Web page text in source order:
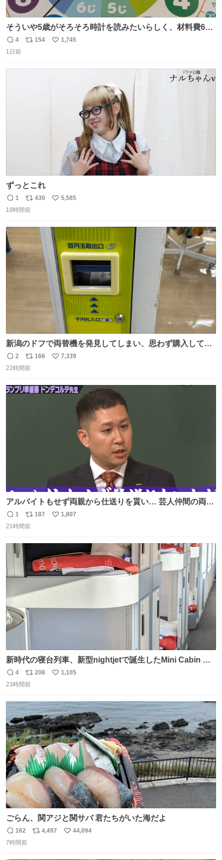
そういや5歳がそろそろ時計を読みたいらしく、材料費600
円で作れる知育時計作ってみた！ めっちゃ簡単！ ありがと
う先人！
返
信
4
リ
154
い
1,745
1日前
ずっとこれ
返
信
1
リ
ポ
数
430
い
数
5,585
18時間前
新潟のドフで両替機を発見してしまい、思わず購入してし
まい大阪に発送するイベントが発生
返
信
2
リ
ポ
ト
166
い
数
7,339
22時間前
アルバイトもせず両親から仕送りを貰い… 芸人仲間の両親
のスネまでかじる!? ドンデコルテ銀次⚡️ 無料見逃し配信は
こちらから ▶︎abema.go.link/gBLVb ◤しくじり先生
@akmllube0617
返
信
1
リ
ポ
数
187
い
1,807
21時間前
新時代の寝台列車、新型nightjetで誕生したMini Cabin ま
さに走るカプセルホテルといった感じで、一人旅で利用す
るのにはちょうどいい設備。 他の人も言ってましたが、サ
返
信
4
リ
ポ
ト
数
208
い
数
1,105
23時間前
ごらん、関アジと関サバ 君たちがいた海だよ
返
信
162
リ
4,497
い
44,094
7時間前